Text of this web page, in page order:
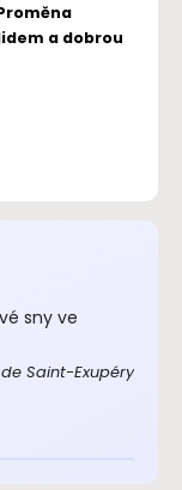
a dobrou
sny ve
Saint-Exupéry